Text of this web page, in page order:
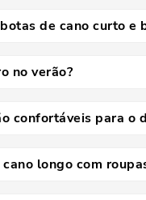
de cano curto e
no verão?
confortáveis para o
longo com